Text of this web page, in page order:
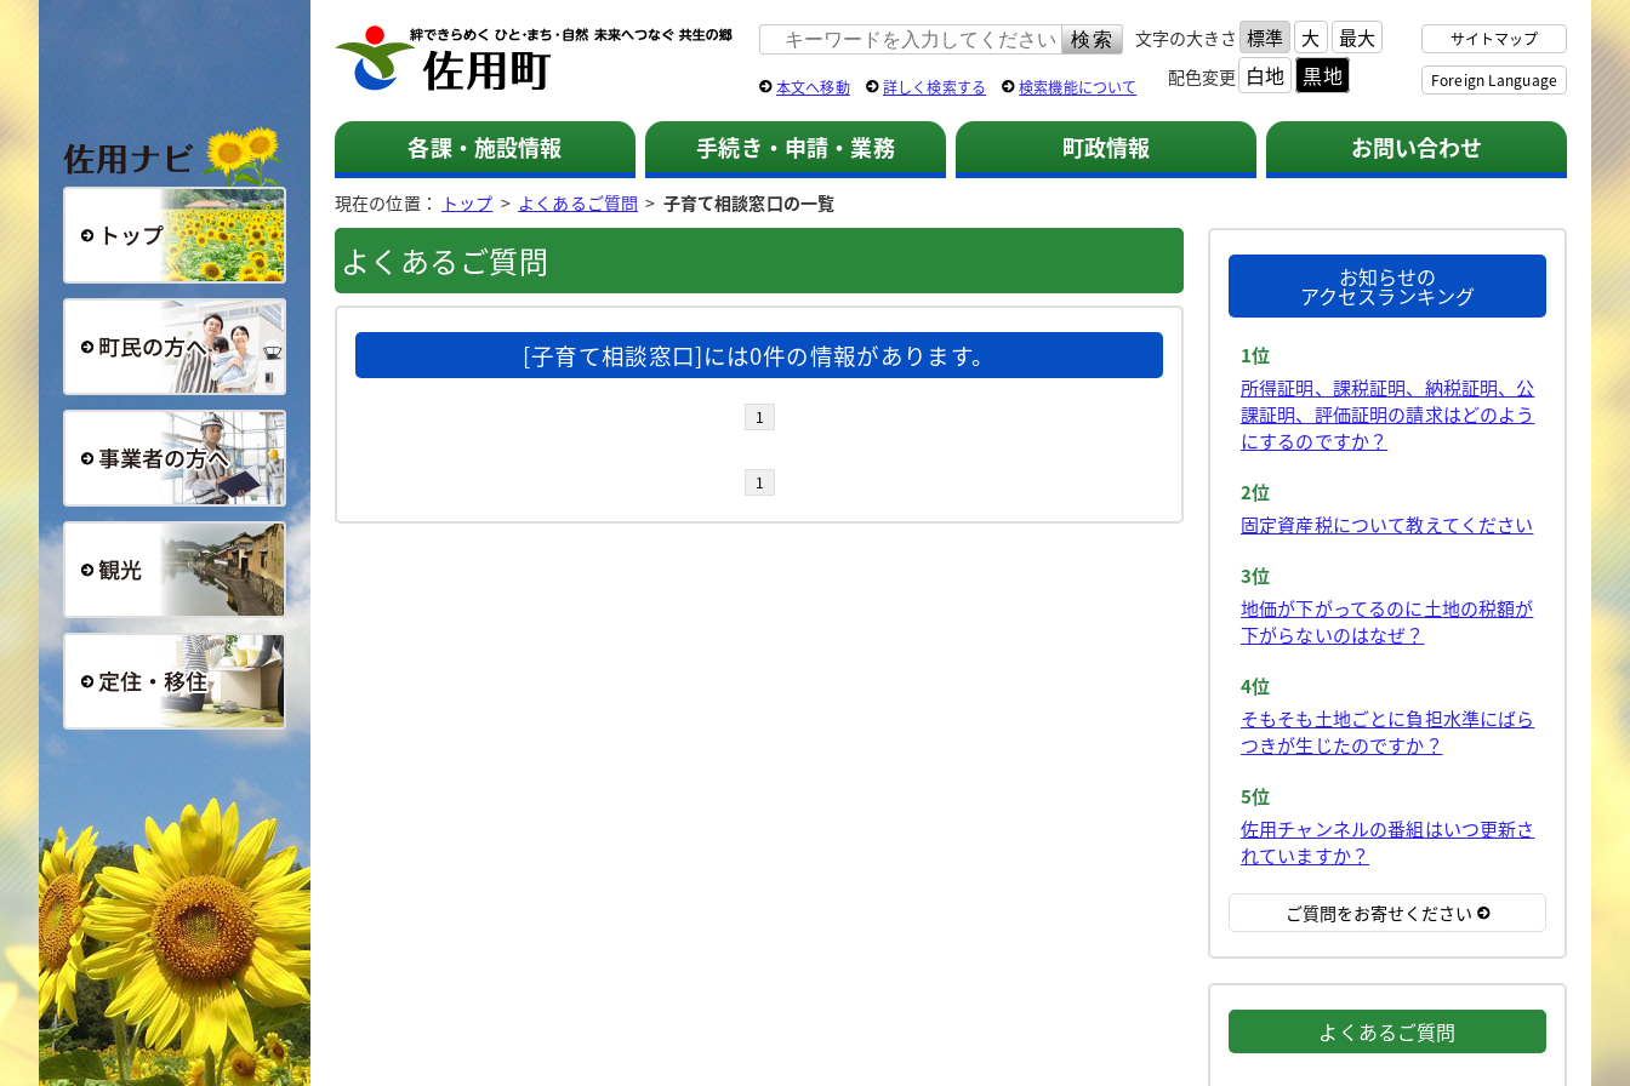
総合トップ
事業者の方へ
定住・移住
佐用町 公式ホームページ 文字の大きさ 標準 大 最大
配色変更 白地 黒地
サイトマップ
Foreign Language
本文へ移動 詳しく検索する 検索機能について
各課・施設情報 手続き・申請・業務 町政情報 お問い合わせ
現在の位置： トップ > よくあるご質問 > 子育て相談窓口の一覧
よくあるご質問
[子育て相談窓口]には0件の情報があります。
1
1
お知らせの
アクセスランキング
1位
所得証明、課税証明、納税証明、公
課証明、評価証明の請求はどのよう
にするのですか？
2位
固定資産税について教えてください
3位
地価が下がってるのに土地の税額が
下がらないのはなぜ？
4位
そもそも土地ごとに負担水準にばら
つきが生じたのですか？
5位
佐用チャンネルの番組はいつ更新さ
れていますか？
ご質問をお寄せください
よくあるご質問